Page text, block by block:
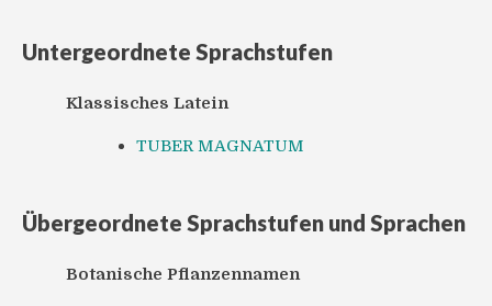
Untergeordnete Sprachstufen
Klassisches Latein
TUBER MAGNATUM
Übergeordnete Sprachstufen und Sprachen
Botanische Pflanzennamen